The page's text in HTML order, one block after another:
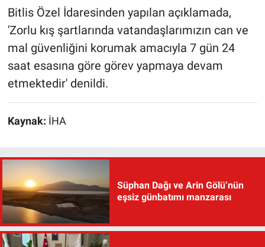
Bitlis Özel İdaresinden yapılan açıklamada,
'Zorlu kış şartlarında vatandaşlarımızın can ve
mal güvenliğini korumak amacıyla 7 gün 24
saat esasına göre görev yapmaya devam
etmektedir' denildi.
Kaynak: İHA
Süphan Dağı ve Arin Gölü’nün
eşsiz günbatımı manzarası